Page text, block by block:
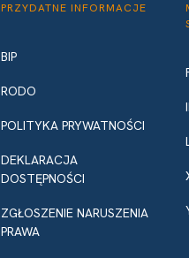
PRZYDATNE INFORMACJE
BIP
RODO
POLITYKA PRYWATNOŚCI
DEKLARACJA
DOSTĘPNOŚCI
ZGŁOSZENIE NARUSZENIA
PRAWA